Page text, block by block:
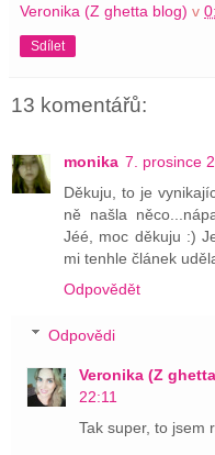
Veronika (Z ghetta blog) v
Sdílet
13 komentářů:
monika 7. prosince
Děkuju, to je
ně našla
Jéé, moc děkuju :)
mi tenhle článek
Odpovědět
Odpovědi
Veronika (Z
22:11
Tak super, to jsem